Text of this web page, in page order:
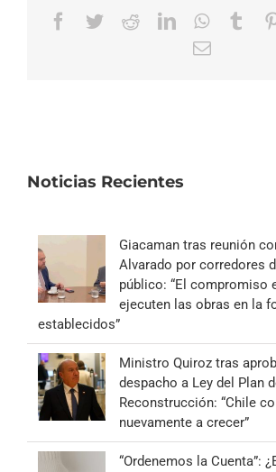
Facebook
TwitterRedditLinkedIn
Correo
Noticias Recientes
Giacaman tras reunión
Alvarado por corredores
público: “El compromiso
ejecuten las obras en la
establecidos”
Ministro Quiroz tras
despacho a Ley del Plan
Reconstrucción: “Chile
nuevamente a crecer”
“Ordenemos la Cuenta”: